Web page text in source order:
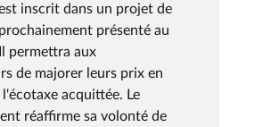
inscrit dans un projet de
présenté au
permettra aux
de majorer leurs prix en
acquittée. Le
réaffirme sa volonté de